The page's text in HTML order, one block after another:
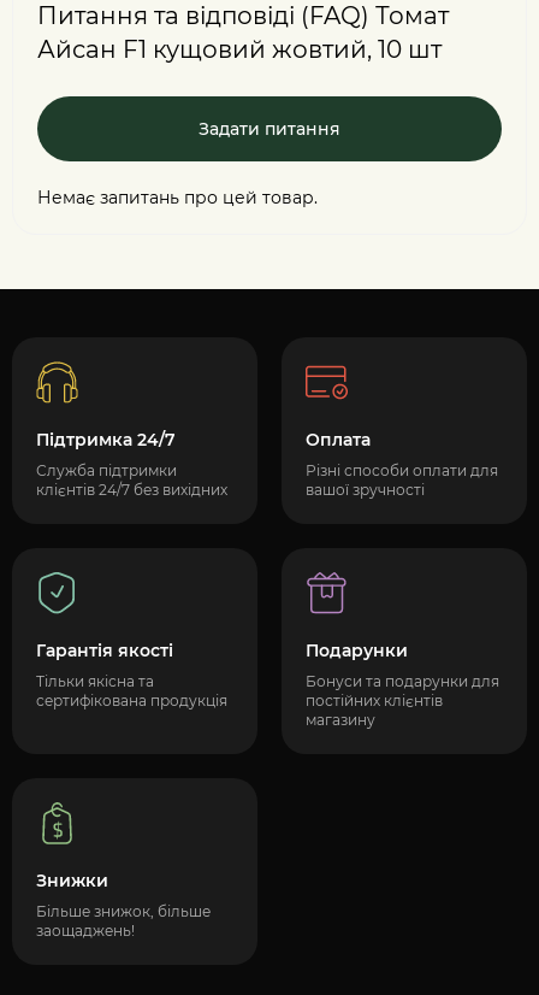
Питання та відповіді (FAQ) Томат
Айсан F1 кущовий жовтий, 10 шт
Задати питання
Немає запитань про цей товар.
Підтримка 24/7
Служба підтримки
клієнтів 24/7 без вихідних
Оплата
Різні способи оплати для
вашої зручності
Гарантія якості
Тільки якісна та
сертифікована продукція
Подарунки
Бонуси та подарунки для
постійних клієнтів
магазину
Знижки
Більше знижок, більше
заощаджень!